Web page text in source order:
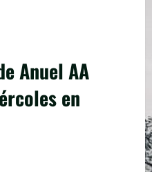
Anuel AA
en